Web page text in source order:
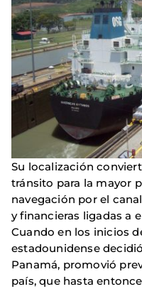
Su localización
tránsito para la mayor
navegación por el
y financieras ligadas a
Cuando en los inicios
estadounidense
Panamá, promovió
país, que hasta